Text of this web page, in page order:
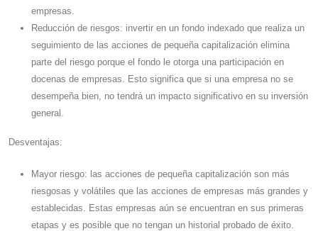
empresas.
Reducción de riesgos: invertir en un fondo indexado que realiza un
seguimiento de las acciones de pequeña capitalización elimina
parte del riesgo porque el fondo le otorga una participación en
docenas de empresas. Esto significa que si una empresa no se
desempeña bien, no tendrá un impacto significativo en su inversión
general.
Desventajas:
Mayor riesgo: las acciones de pequeña capitalización son más
riesgosas y volátiles que las acciones de empresas más grandes y
establecidas. Estas empresas aún se encuentran en sus primeras
etapas y es posible que no tengan un historial probado de éxito.